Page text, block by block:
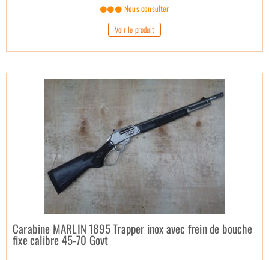
Nous consulter
Voir le produit
Carabine MARLIN 1895 Trapper inox avec frein de bouche
fixe calibre 45-70 Govt